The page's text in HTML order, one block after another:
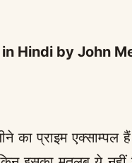
Hindi by John
का प्राइम